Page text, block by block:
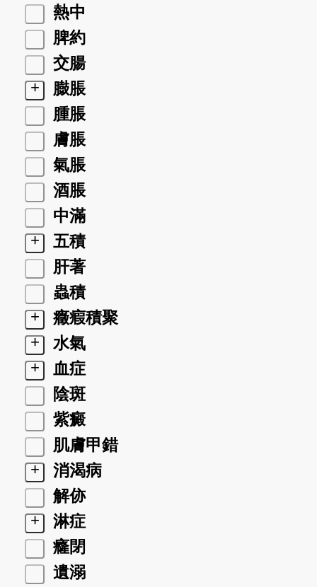
熱中
脾約
交腸
+
臌脹
腫脹
膚脹
氣脹
酒脹
中滿
+
五積
肝著
蟲積
+
癥瘕積聚
+
水氣
+
血症
陰斑
紫癜
肌膚甲錯
+
消渴病
解㑊
+
淋症
癃閉
遺溺